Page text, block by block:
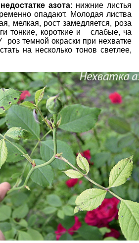
азота: нижние листья
опадают. Молодая листва
мелкая, рост замедляется, роза
тонкие, короткие и слабые, ча
роз темной окраски при нехватке
на несколько тонов светлее,